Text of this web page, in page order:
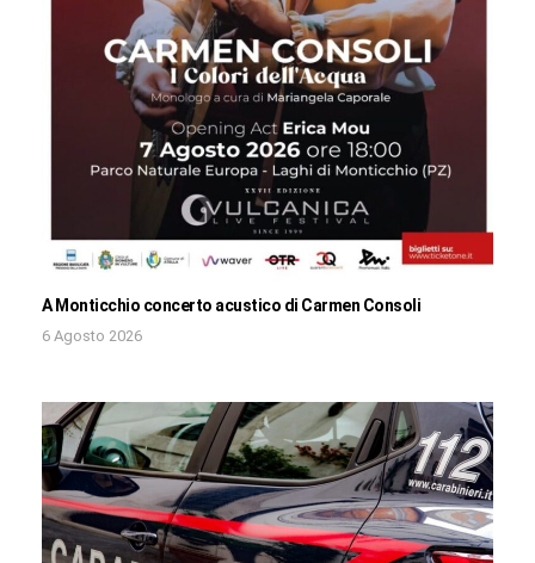
A Monticchio concerto acustico di Carmen Consoli
6 Agosto 2026